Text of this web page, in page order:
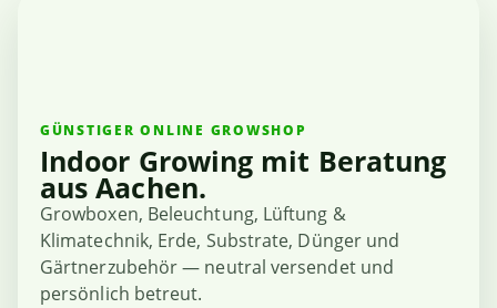
GÜNSTIGER ONLINE GROWSHOP
Indoor Growing mit Beratung
aus Aachen.
Growboxen, Beleuchtung, Lüftung &
Klimatechnik, Erde, Substrate, Dünger und
Gärtnerzubehör — neutral versendet und
persönlich betreut.